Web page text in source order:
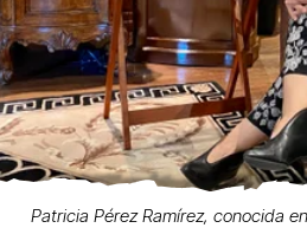
Patricia Pérez Ramírez, conocida